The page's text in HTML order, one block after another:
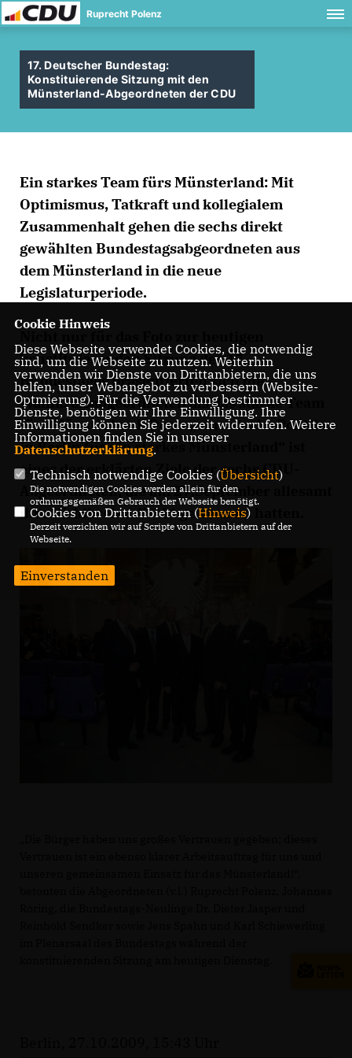
Ruprecht Polenz
17. Deutscher Bundestag:
Konstituierende Sitzung mit den
Münsterland-Abgeordneten der CDU
Ein starkes Team fürs Münsterland: Mit
Optimismus, Tatkraft und kollegialem
Zusammenhalt gehen die sechs direkt
gewählten Bundestagsabgeordneten aus
dem Münsterland in die neue
Legislaturperiode.
konstituierenden Sitzung des 17.
Bundestages präsentierten sich die
Wahlkreisabgeordneten als das starke Team
fürs Münsterland. Denn „eine starke Politik
in Berlin für ein starkes Münsterland“ ist
eines der erklärten Ziele der sechs CDU-
Abgeordneten, die am 27.September allesamt
ihre Wahlkreise direkt gewonnen hatten.
Cookie Hinweis
Diese Webseite verwendet Cookies, die notwendig
sind, um die Webseite zu nutzen. Weiterhin
verwenden wir Dienste von Drittanbietern, die uns
helfen, unser Webangebot zu verbessern (Website-
Optmierung). Für die Verwendung bestimmter
Dienste, benötigen wir Ihre Einwilligung. Ihre
Einwilligung können Sie jederzeit widerrufen. Weitere
Informationen finden Sie in unserer
Datenschutzerklärung.
Technisch notwendige Cookies (Übersicht)
Die notwendigen Cookies werden allein für den
ordnungsgemäßen Gebrauch der Webseite benötigt.
Cookies von Drittanbietern (Hinweis)
Derzeit verzichten wir auf Scripte von Drittanbietern auf der
Webseite.
Einverstanden